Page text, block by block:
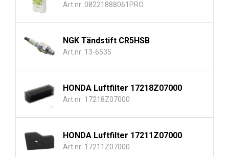
Art.nr: 08221888061PRO
NGK Tändstift CR5HSB
Art.nr: 13-6535
HONDA Luftfilter 17218Z07000
Art.nr: 17218Z07000
HONDA Luftfilter 17211Z07000
Art.nr: 17211Z07000